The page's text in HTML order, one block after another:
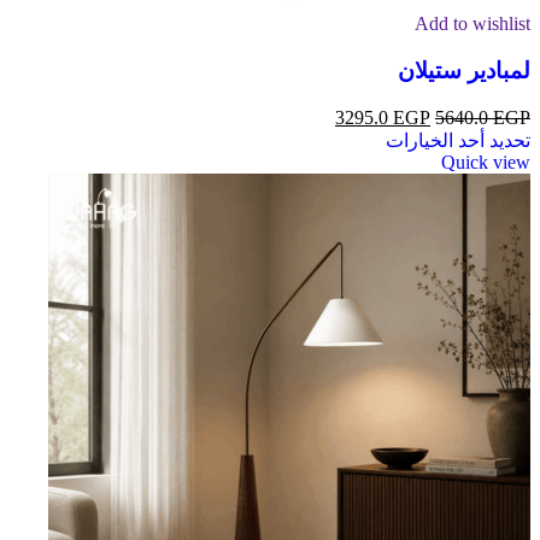
Add to wishlist
لمبادير ستيلان
5640.0EGP
3295.0 EGP
تحديد أحد الخيارات
Quick view